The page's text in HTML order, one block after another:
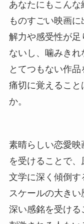
あなたにもこんな
ものすごい映画
解力や感受性が
ないし、噛みき
とてつもない作
痛切に覚えること
か。
素晴らしい恋愛
を受けることで
文学に深く傾倒す
スケールの大きい
深い感銘を受け